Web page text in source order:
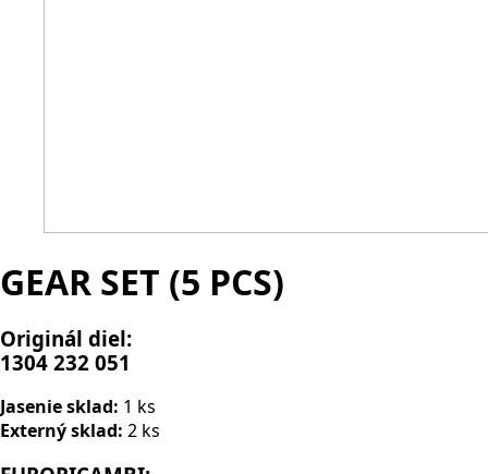
GEAR SET (5 PCS)
Originál diel:
1304 232 051
Jasenie sklad: 1 ks
Externý sklad: 2 ks